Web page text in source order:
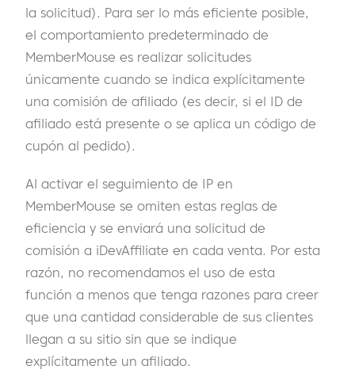
la solicitud). Para ser lo más eficiente posible,
el comportamiento predeterminado de
MemberMouse es realizar solicitudes
únicamente cuando se indica explícitamente
una comisión de afiliado (es decir, si el ID de
afiliado está presente o se aplica un código de
cupón al pedido).
Al activar el seguimiento de IP en
MemberMouse se omiten estas reglas de
eficiencia y se enviará una solicitud de
comisión a iDevAffiliate en cada venta. Por esta
razón, no recomendamos el uso de esta
función a menos que tenga razones para creer
que una cantidad considerable de sus clientes
llegan a su sitio sin que se indique
explícitamente un afiliado.